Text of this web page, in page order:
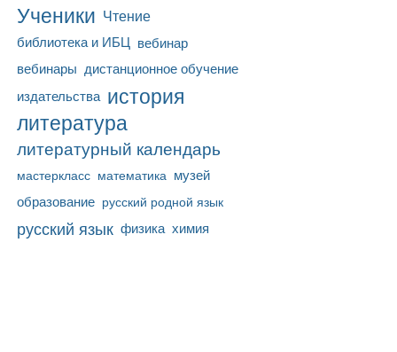
Ученики Чтение
библиотека и ИБЦ вебинар
вебинары дистанционное обучение
издательства история
литература
литературный календарь
мастеркласс математика музей
образование русский родной язык
русский язык физика химия